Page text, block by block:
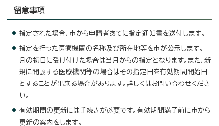
留意事項
指定された場合、市から申請者あてに指定通知書を送付します。
指定を行った医療機関の名称及び所在地等を市が公示します。
月の初日に受け付けた場合は当月からの指定となります。また、新
規に開設する医療機関等の場合はその指定日を有効期間開始日
とすることが出来る場合があります。詳しくはお問い合わせくださ
い。
有効期間の更新には手続きが必要です。有効期間満了前に市から
更新の案内をします。